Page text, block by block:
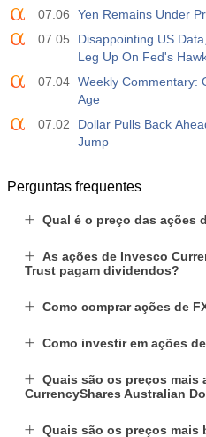
07.06
Yen Remains Under
07.05
Disappointing US
Leg Up On Fed's
07.04 Weekly Commentary:
Age
07.02
Dollar Pulls Back
Jump
Perguntas frequentes
Qual é o preço das ações
As ações de Invesco
Trust pagam dividendos?
Como comprar ações de
Como investir em ações
Quais são os preços mais
CurrencyShares Australian
Quais são os preços mais